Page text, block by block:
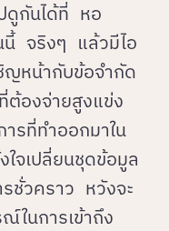
ดูกันได้ที่ หอ
จริงๆ แล้วมีไอ
ญหน้ากับข้อจำกัด
ต้องจ่ายสูงแข่ง
รที่ทำออกมาใน
จเปลี่ยนชุดข้อมูล
ชั่วคราว หวังจะ
ในการเข้าถึง